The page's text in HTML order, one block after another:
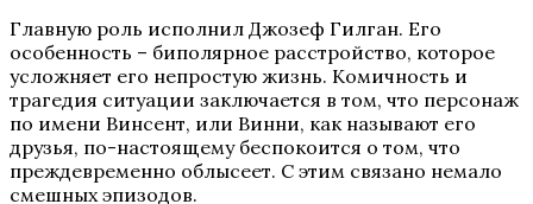
Главную роль исполнил Джозеф Гилган. Его
особенность – биполярное расстройство, которое
усложняет его непростую жизнь. Комичность и
трагедия ситуации заключается в том, что персонаж
по имени Винсент, или Винни, как называют его
друзья, по-настоящему беспокоится о том, что
преждевременно облысеет. С этим связано немало
смешных эпизодов.